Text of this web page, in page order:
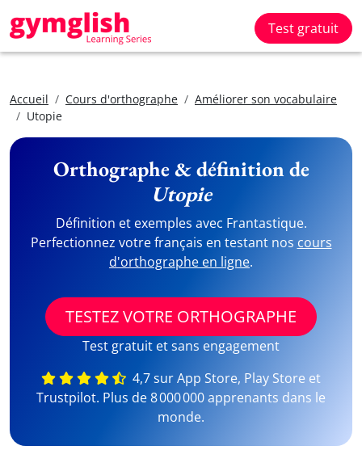
Test gratuit
Accueil Cours d'orthographe
Améliorer son vocabulaire
Utopie
Orthographe & définition de
Utopie
Définition et exemples avec Frantastique.
Perfectionnez votre français en testant nos cours
d'orthographe en ligne.
TESTEZ VOTRE ORTHOGRAPHE
Test gratuit et sans engagement
4,7 sur App Store, Play Store et
Trustpilot. Plus de 8 000 000 apprenants dans le
monde.